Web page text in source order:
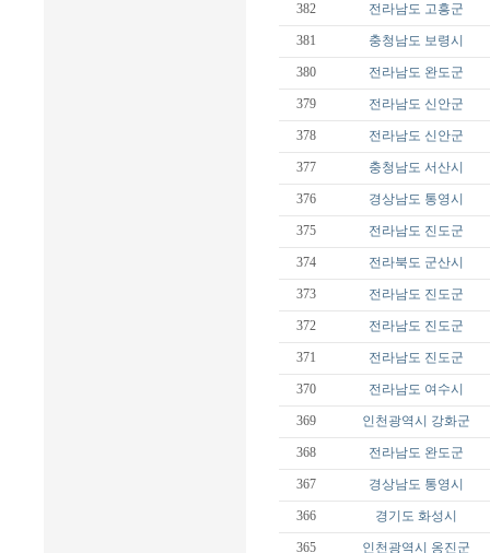
382 전라남도 고흥군
381 충청남도 보령시
380 전라남도 완도군
379 전라남도 신안군
378 전라남도 신안군
377 충청남도 서산시
376 경상남도 통영시
375 전라남도 진도군
374 전라북도 군산시
373 전라남도 진도군
372 전라남도 진도군
371 전라남도 진도군
370 전라남도 여수시
369 인천광역시 강화군
368 전라남도 완도군
367 경상남도 통영시
366 경기도 화성시
365 인천광역시 옹진군